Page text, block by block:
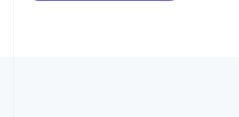
PortuguêsEnglish